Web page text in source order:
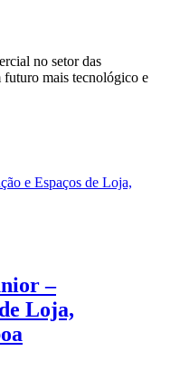
no setor das
futuro mais tecnológico e
e Espaços de Loja,
–
Loja,